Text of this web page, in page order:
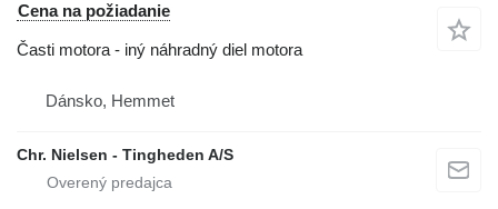
Cena na požiadanie
Časti motora - iný náhradný diel motora
Dánsko, Hemmet
Chr. Nielsen - Tingheden A/S